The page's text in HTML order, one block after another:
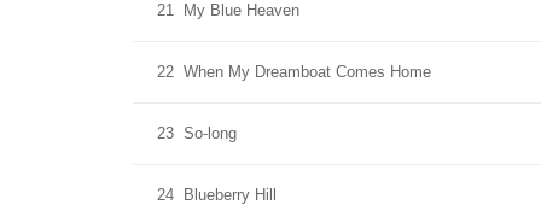
21 My Blue Heaven
22 When My Dreamboat Comes Home
23 So-long
24 Blueberry Hill